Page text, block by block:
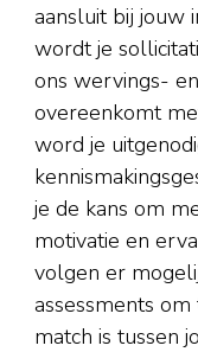
aansluit bij jouw
wordt je
ons wervings-
overeenkomt
word je
je de kans om
motivatie en
volgen er
assessments
match is tussen